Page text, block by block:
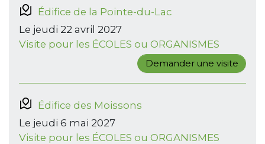
Édifice de la Pointe-du-Lac
Le jeudi 22 avril 2027
Visite pour les ÉCOLES ou ORGANISMES
Demander une visite
Édifice des Moissons
Le jeudi 6 mai 2027
Visite pour les ÉCOLES ou ORGANISMES